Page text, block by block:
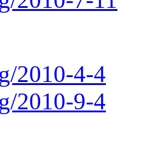
2010-4-4
2010-9-4